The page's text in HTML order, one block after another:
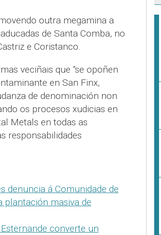
outra megamina a
de Santa Comba, no
e Coristanco.
veciñais que “se opoñen
en San Finx,
de denominación non
os procesos xudicias en
Metals en todas as
responsabilidades
denuncia á Comunidade de
plantación masiva de
converte un